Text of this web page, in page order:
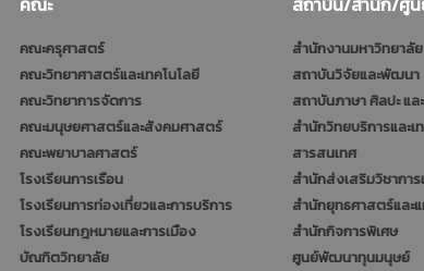
คณะครุศาสตร์
คณะวิทยาศาสตร์และเทคโนโลยี
คณะวิทยาการจัดการ
คณะมนุษยศาสตร์และสังคมศาสตร์
คณะพยาบาลศาสตร์
โรงเรียนการเรือน
โรงเรียนการท่องเที่ยวและการบริการ
โรงเรียนกฎหมายและการเมือง
บัณฑิตวิทยาลัย
สำนักงานมหาวิทยาลัย
สถาบันวิจัยและพัฒนา
สถาบันภาษา ศิลปะ แ
สำนักวิทยบริการและเ
สารสนเทศ
สำนักส่งเสริมวิชาการ
สำนักยุทธศาสตร์และ
สำนักกิจการพิเศษ
ศูนย์พัฒนาทุนมนุษย์